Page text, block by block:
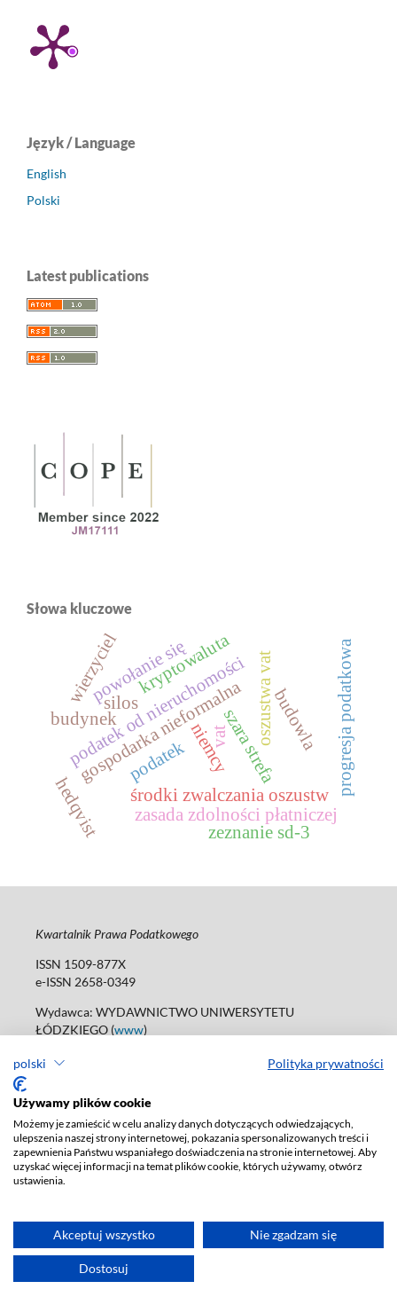
polski Polityka prywatności
Używamy plików cookie
Możemy je zamieścić w celu analizy danych dotyczących odwiedzających,
ulepszenia naszej strony internetowej, pokazania spersonalizowanych treści i
zapewnienia Państwu wspaniałego doświadczenia na stronie internetowej. Aby
uzyskać więcej informacji na temat plików cookie, których używamy, otwórz
ustawienia.
Akceptuj wszystko Nie zgadzam się
Dostosuj
Język / Language
English
Polski
Latest publications
Słowa kluczowe
oszustwa vat
szara strefa
gospodarka nieformalna
środki zwalczania oszustw progresja podatkowa
zasada zdolności płatniczej
podatek od nieruchomości
budynek budowla
silos
niemcy
podatek
powołanie się
zeznanie sd-3
wierzyciel
vat
kryptowaluta
hedqvist
Kwartalnik Prawa Podatkowego
ISSN 1509-877X
e-ISSN 2658-0349
Wydawca: WYDAWNICTWO UNIWERSYTETU
ŁÓDZKIEGO (www)
tel. 42 235 01 65; 42 635 55 80
Deklaracja dostępności